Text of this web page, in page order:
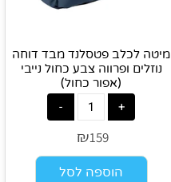
מיטה לכלב פטסלנד מבד דוחה
נוזלים ופרווה צבע כחול נייבי
(אפור כחול)
₪159
הוספה לסל